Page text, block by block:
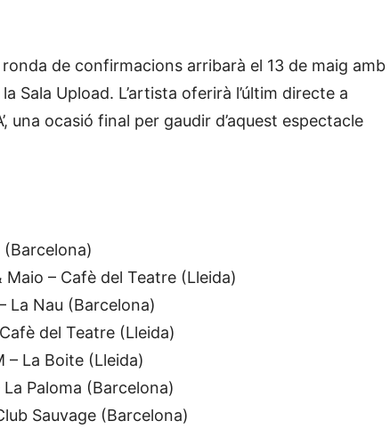
de confirmacions arribarà el 13 de maig amb
Sala Upload. L’artista oferirà l’últim directe a
una ocasió final per gaudir d’aquest espectacle
(Barcelona)
– Cafè del Teatre (Lleida)
La Nau (Barcelona)
del Teatre (Lleida)
– La Boite (Lleida)
Paloma (Barcelona)
Sauvage (Barcelona)